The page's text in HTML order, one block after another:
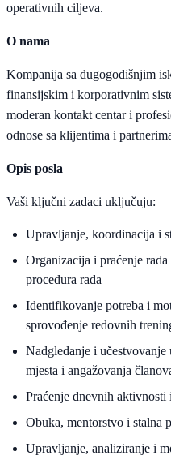
operativnih ciljeva.
O nama
Kompanija sa dugogodišnjim
finansijskim i korporativnim
moderan kontakt centar i
odnose sa klijentima i
Opis posla
Vaši ključni zadaci uključuju:
Upravljanje, koordinacija i
Organizacija i praćenje
procedura rada
Identifikovanje potreba i
sprovođenje redovnih
Nadgledanje i
mjesta i angažovanja
Praćenje dnevnih aktivnosti
Obuka, mentorstvo i stalna
Upravljanje, analiziranje i